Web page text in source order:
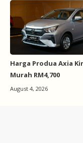
Harga Produa Axia
Murah RM4,700
August 4, 2026